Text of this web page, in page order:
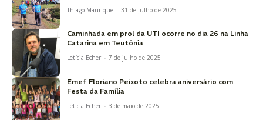
Thiago Maurique - 31 de julho de 2025
Caminhada em prol da UTI ocorre no dia 26 na Linha
Catarina em Teutônia
Letícia Echer - 7 de julho de 2025
Emef Floriano Peixoto celebra aniversário com
Festa da Família
Letícia Echer - 3 de maio de 2025